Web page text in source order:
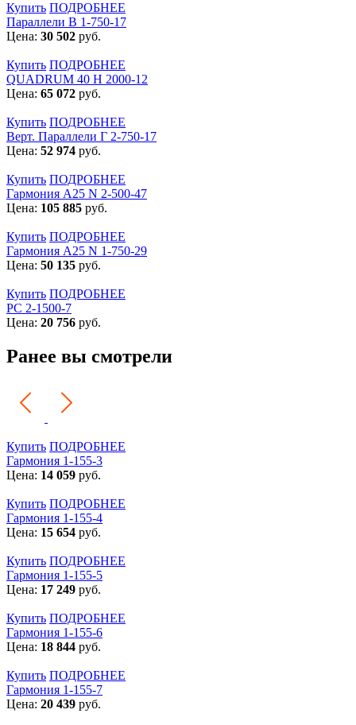
Купить ПОДРОБНЕЕ
Параллели В 1-750-17
Цена: 30 502 руб.
Купить ПОДРОБНЕЕ
QUADRUM 40 H 2000-12
Цена: 65 072 руб.
Купить ПОДРОБНЕЕ
Верт. Параллели Г 2-750-17
Цена: 52 974 руб.
Купить ПОДРОБНЕЕ
Гармония А25 N 2-500-47
Цена: 105 885 руб.
Купить ПОДРОБНЕЕ
Гармония А25 N 1-750-29
Цена: 50 135 руб.
Купить ПОДРОБНЕЕ
РС 2-1500-7
Цена: 20 756 руб.
Ранее вы смотрели
Купить ПОДРОБНЕЕ
Гармония 1-155-3
Цена: 14 059 руб.
Купить ПОДРОБНЕЕ
Гармония 1-155-4
Цена: 15 654 руб.
Купить ПОДРОБНЕЕ
Гармония 1-155-5
Цена: 17 249 руб.
Купить ПОДРОБНЕЕ
Гармония 1-155-6
Цена: 18 844 руб.
Купить ПОДРОБНЕЕ
Гармония 1-155-7
Цена: 20 439 руб.